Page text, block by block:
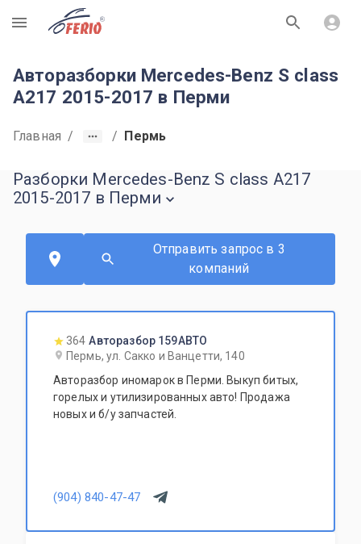
R
Авторазборки Mercedes-Benz S class
A217 2015-2017 в Перми
Главная / / Пермь
Разборки Mercedes-Benz S class A217
2015-2017 в Перми
Отправить запрос в 3
компаний
364 Авторазбор 159АВТО
Пермь, ул. Сакко и Ванцетти, 140
Авторазбор иномарок в Перми. Выкуп битых,
горелых и утилизированных авто! Продажа
новых и б/у запчастей.
(904) 840-47-47